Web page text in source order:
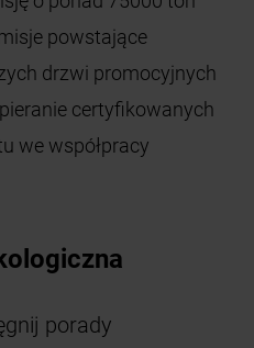
we współpracy
porady